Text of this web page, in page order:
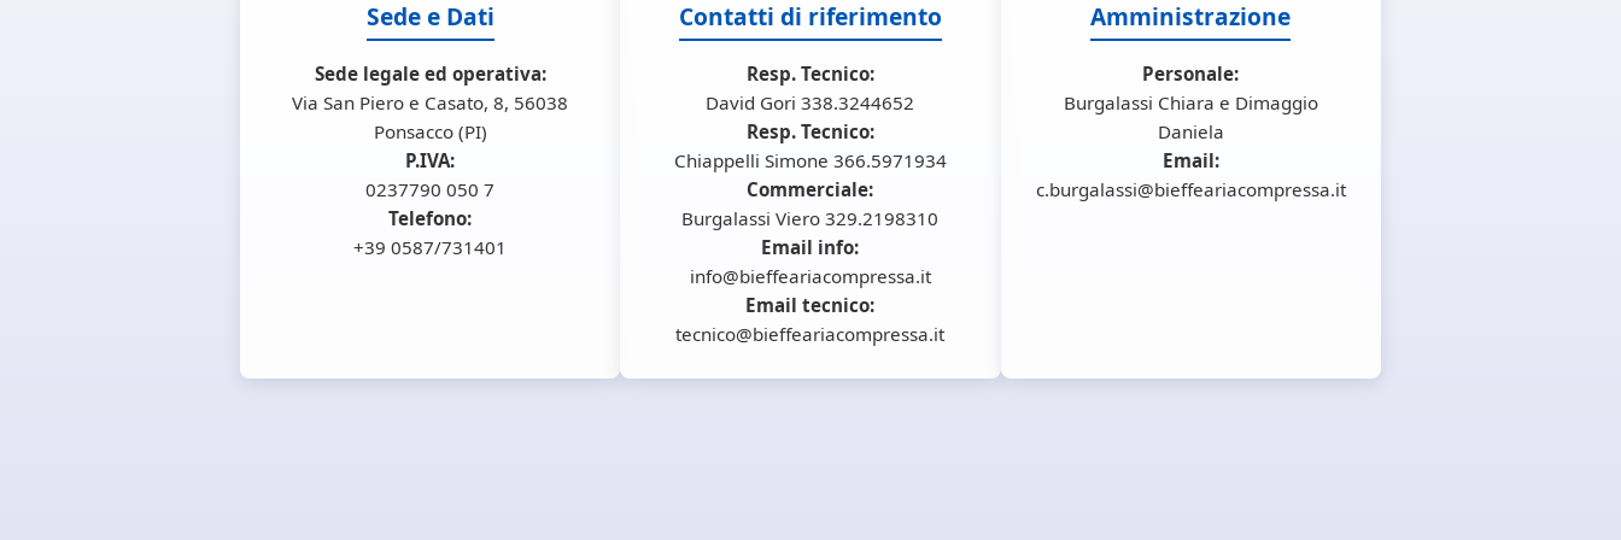
Sede e Dati
Sede legale ed operativa:
Via San Piero e Casato, 8, 56038
Ponsacco (PI)
P.IVA:
0237790 050 7
Telefono:
+39 0587/731401
Contatti di riferimento
Resp. Tecnico:
David Gori 338.3244652
Resp. Tecnico:
Chiappelli Simone 366.5971934
Commerciale:
Burgalassi Viero 329.2198310
Email info:
info@bieffeariacompressa.it
Email tecnico:
tecnico@bieffeariacompressa.it
Amministrazione
Personale:
Burgalassi Chiara e Dimaggio
Daniela
Email:
c.burgalassi@bieffeariacompressa.it